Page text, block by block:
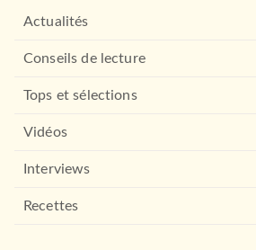
Actualités
Conseils de lecture
Tops et sélections
Vidéos
Interviews
Recettes